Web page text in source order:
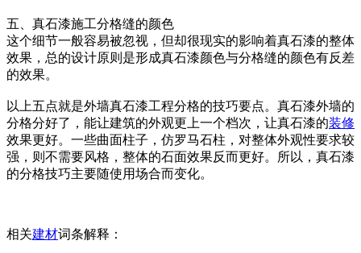
五、真石漆施工分格缝的颜色
这个细节一般容易被忽视，但却很现实的影响着真石漆的整体
效果，总的设计原则是形成真石漆颜色与分格缝的颜色有反差
的效果。
以上五点就是外墙真石漆工程分格的技巧要点。真石漆外墙的
分格分好了，能让建筑的外观更上一个档次，让真石漆的装修
效果更好。一些曲面柱子，仿罗马石柱，对整体外观性要求较
强，则不需要风格，整体的石面效果反而更好。所以，真石漆
的分格技巧主要随使用场合而变化。
相关建材词条解释：